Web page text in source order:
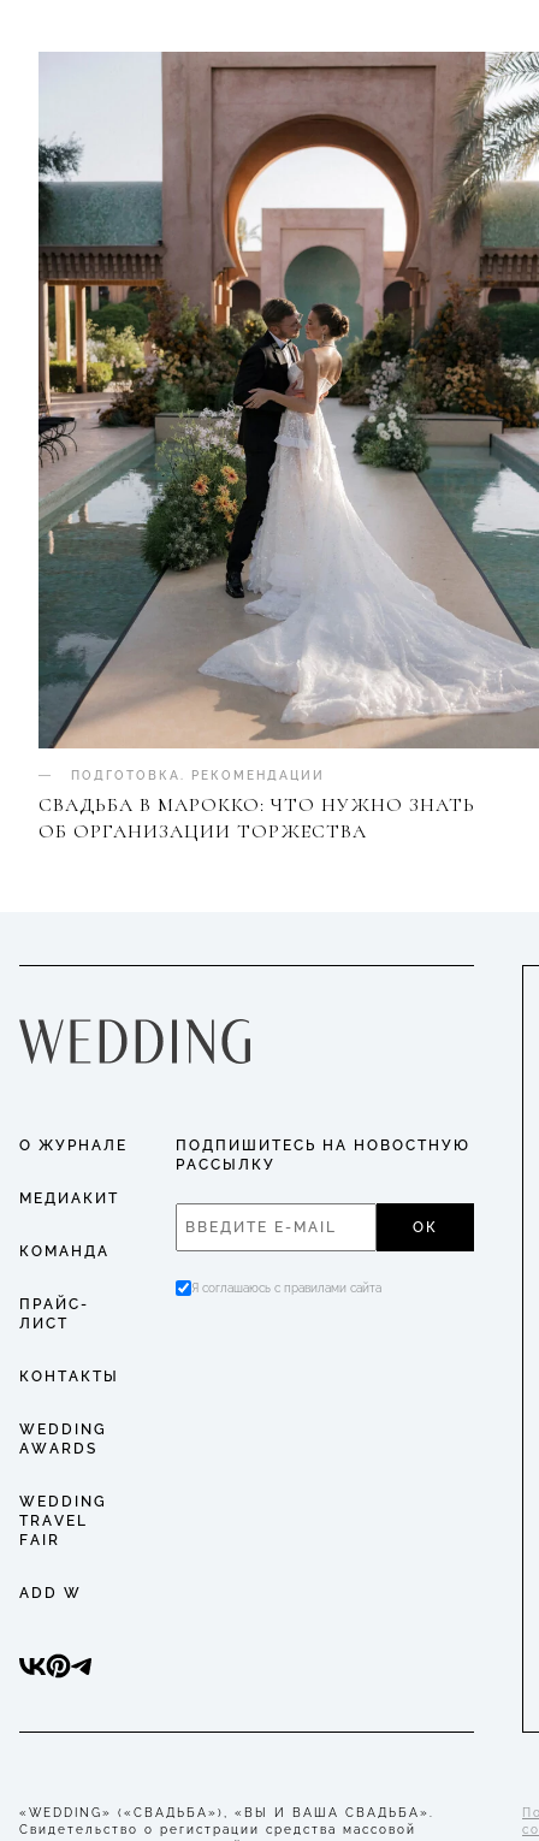
ПОДГОТОВКА РЕКОМЕНДАЦИИ
СВАДЬБА В МАРОККО: ЧТО НУЖНО ЗНАТЬ
ОБ ОРГАНИЗАЦИИ ТОРЖЕСТВА
О ЖУРНАЛЕ
МЕДИАКИТ
КОМАНДА
ПРАЙС-
ЛИСТ
КОНТАКТЫ
WEDDING
AWARDS
WEDDING
TRAVEL
FAIR
ADD W
ПОДПИШИТЕСЬ НА НОВОСТНУЮ
РАССЫЛКУ
ОК
Я соглашаюсь с правилами сайта
«WEDDING» («СВАДЬБА»), «ВЫ И ВАША СВАДЬБА».
Свидетельство о регистрации средства массовой